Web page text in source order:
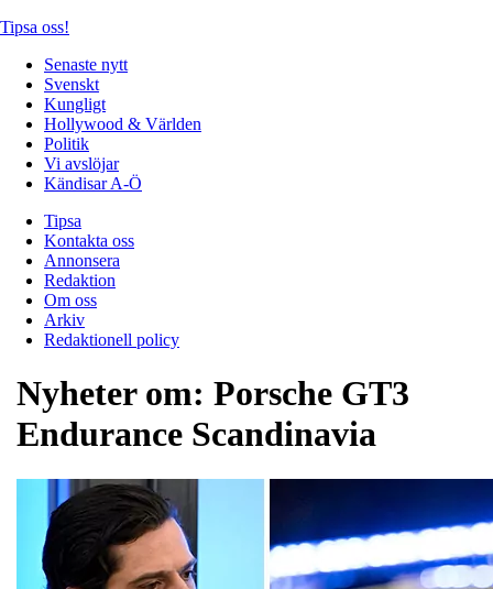
Tipsa oss!
Senaste nytt
Svenskt
Kungligt
Hollywood & Världen
Politik
Vi avslöjar
Kändisar A-Ö
Tipsa
Kontakta oss
Annonsera
Redaktion
Om oss
Arkiv
Redaktionell policy
Nyheter om: Porsche GT3
Endurance Scandinavia